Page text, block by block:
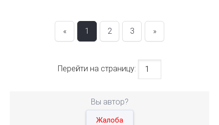
« 1 2 3 »
Перейти на страницу:
Вы автор?
Жалоба